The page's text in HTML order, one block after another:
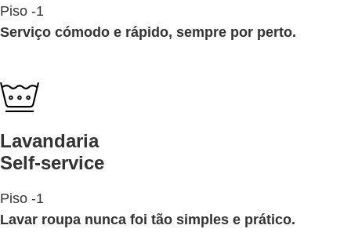
Piso -1
Serviço cómodo e rápido, sempre por perto.
Lavandaria
Self-service
Piso -1
Lavar roupa nunca foi tão simples e prático.